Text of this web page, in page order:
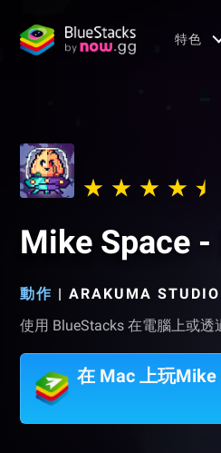
特色
Mike Space
動作 | ARAKUMA STUDIO
使用 BlueStacks 在電腦上或
在 Mac 上玩